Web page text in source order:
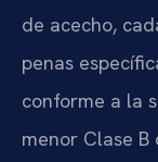
de acecho,
penas
conforme a la
menor Clase